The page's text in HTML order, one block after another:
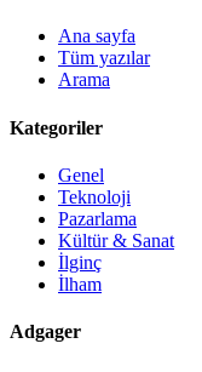
Ana sayfa
Tüm yazılar
Arama
Kategoriler
Genel
Teknoloji
Pazarlama
Kültür & Sanat
İlginç
İlham
Adgager